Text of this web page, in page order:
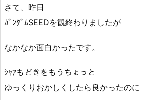
さて、昨日
ｶﾞﾝﾀﾞﾑSEEDを観終わりましたが
なかなか面白かったです。
ｼｬｱもどきをもうちょっと
ゆっくりおかしくしたら良かったのに